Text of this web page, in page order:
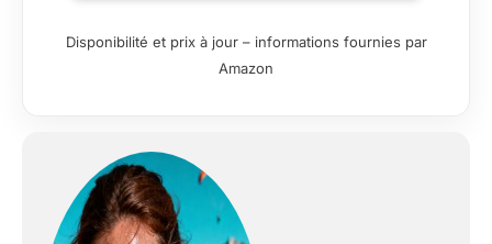
Disponibilité et prix à jour – informations fournies par
Amazon